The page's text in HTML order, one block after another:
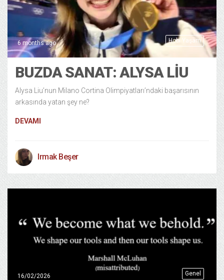
Hobi Yaşam
6 months ago
BUZDA SANAT: ALYSA LİU
Alysa Liu’nun Milano Cortina Olimpiyatları’ndaki başarısının
arkasında yatan şey ne?
DEVAMI
Irmak Beşer
Genel
16/02/2026